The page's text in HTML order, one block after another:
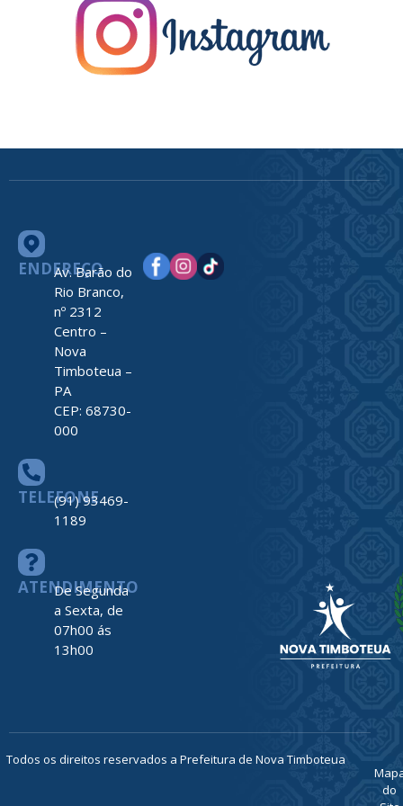
ENDEREÇO
Av. Barão do
Rio Branco,
nº 2312
Centro –
Nova
Timboteua –
PA
CEP: 68730-
000
TELEFONE
(91) 93469-
1189
ATENDIMENTO
De Segunda
a Sexta, de
07h00 ás
13h00
Todos os direitos reservados a Prefeitura de Nova Timboteua
do